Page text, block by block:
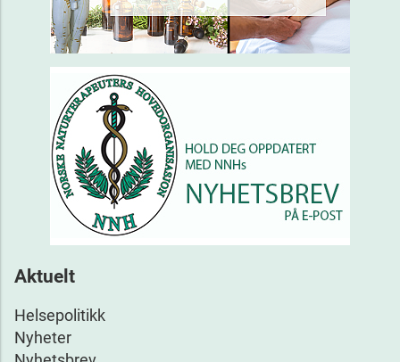
Aktuelt
Helsepolitikk
Nyheter